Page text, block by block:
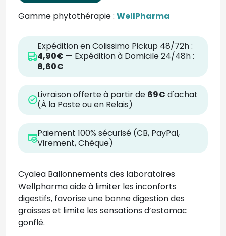
Gamme phytothérapie : WellPharma
Expédition en Colissimo Pickup 48/72h :
4,90€ — Expédition à Domicile 24/48h :
8,60€
Livraison offerte à partir de 69€ d'achat
(À la Poste ou en Relais)
Paiement 100% sécurisé (CB, PayPal,
Virement, Chèque)
Cyalea Ballonnements des laboratoires
Wellpharma aide à limiter les inconforts
digestifs, favorise une bonne digestion des
graisses et limite les sensations d’estomac
gonflé.